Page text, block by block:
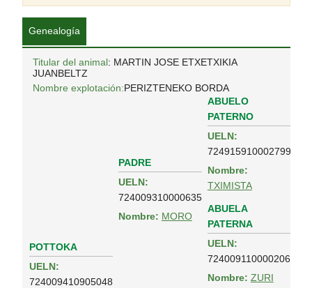
Genealogía
Titular del animal: MARTIN JOSE ETXETXIKIA
JUANBELTZ
Nombre explotación:PERIZTENEKO BORDA
POTTOKA
UELN:
724009410905048
PADRE
UELN:
724009310000635
Nombre: MORO
ABUELO
PATERNO
UELN:
724915910002799
Nombre:
TXIMISTA
ABUELA
PATERNA
UELN:
724009110000206
Nombre: ZURI